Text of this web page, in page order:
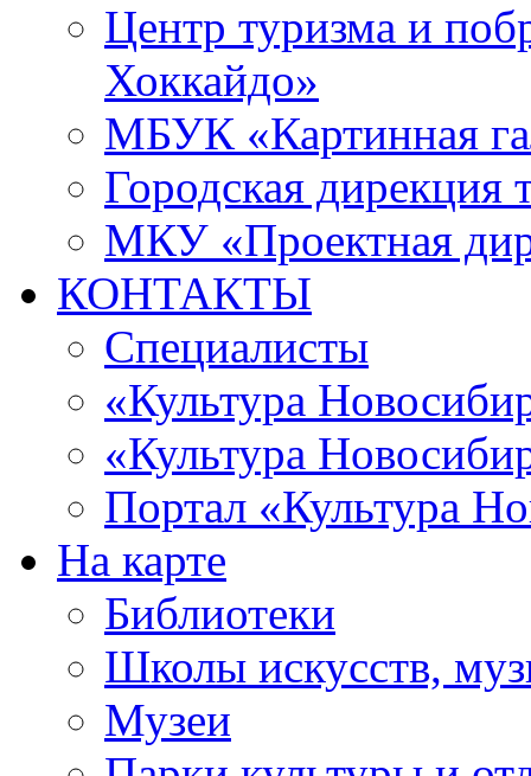
Центр туризма и
Хоккайдо»
МБУК «Картинная
Городская дирекция
МКУ «Проектная
КОНТАКТЫ
Специалисты
«Культура
«Культура
Портал «Культура
На карте
Библиотеки
Школы искусств,
Музеи